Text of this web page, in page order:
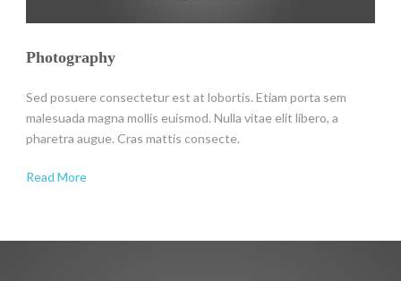
Photography
Sed posuere consectetur est at lobortis. Etiam porta sem
malesuada magna mollis euismod. Nulla vitae elit libero, a
pharetra augue. Cras mattis consecte.
Read More